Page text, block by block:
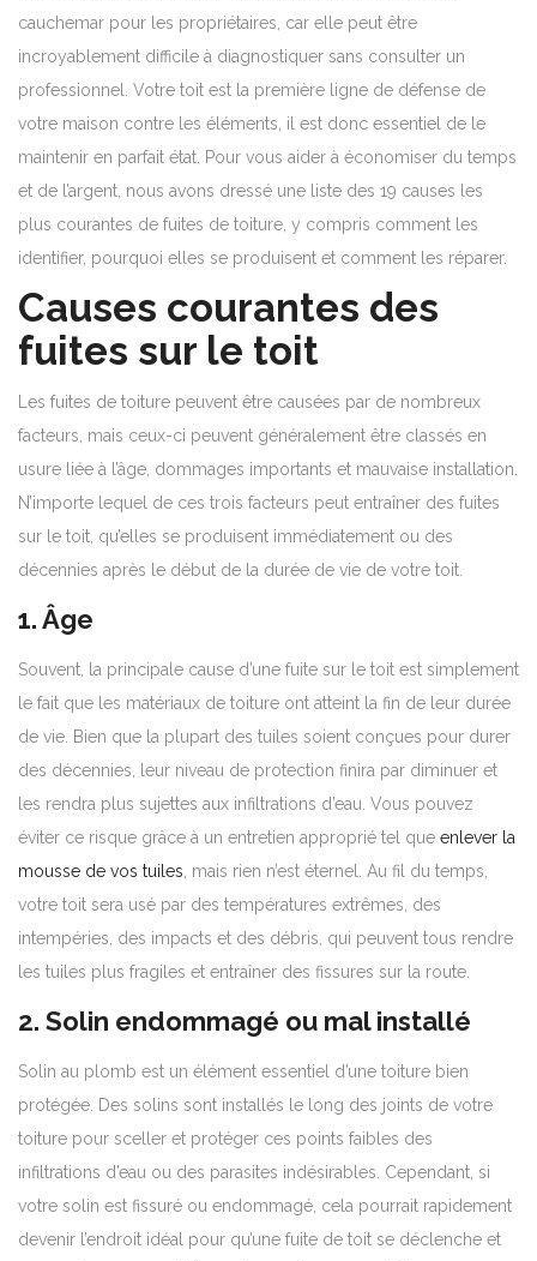
cauchemar pour les propriétaires, car elle peut être
incroyablement difficile à diagnostiquer sans consulter un
professionnel. Votre toit est la première ligne de défense de
votre maison contre les éléments, il est donc essentiel de le
maintenir en parfait état. Pour vous aider à économiser du temps
et de l’argent, nous avons dressé une liste des 19 causes les
plus courantes de fuites de toiture, y compris comment les
identifier, pourquoi elles se produisent et comment les réparer.
Causes courantes des
fuites sur le toit
Les fuites de toiture peuvent être causées par de nombreux
facteurs, mais ceux-ci peuvent généralement être classés en
usure liée à l’âge, dommages importants et mauvaise installation.
N’importe lequel de ces trois facteurs peut entraîner des fuites
sur le toit, qu’elles se produisent immédiatement ou des
décennies après le début de la durée de vie de votre toit.
1. Âge
Souvent, la principale cause d’une fuite sur le toit est simplement
le fait que les matériaux de toiture ont atteint la fin de leur durée
de vie. Bien que la plupart des tuiles soient conçues pour durer
des décennies, leur niveau de protection finira par diminuer et
les rendra plus sujettes aux infiltrations d’eau. Vous pouvez
éviter ce risque grâce à un entretien approprié tel que enlever la
mousse de vos tuiles , mais rien n’est éternel. Au fil du temps,
votre toit sera usé par des températures extrêmes, des
intempéries, des impacts et des débris, qui peuvent tous rendre
les tuiles plus fragiles et entraîner des fissures sur la route.
2. Solin endommagé ou mal installé
Solin au plomb est un élément essentiel d’une toiture bien
protégée. Des solins sont installés le long des joints de votre
toiture pour sceller et protéger ces points faibles des
infiltrations d’eau ou des parasites indésirables. Cependant, si
votre solin est fissuré ou endommagé, cela pourrait rapidement
devenir l’endroit idéal pour qu’une fuite de toit se déclenche et